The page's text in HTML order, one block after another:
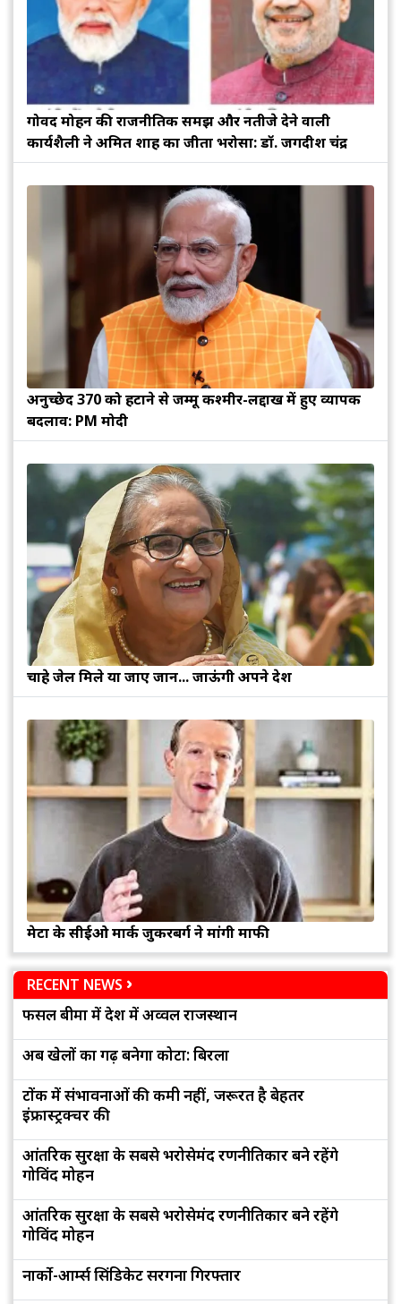
गोविंद मोहन की राजनीतिक समझ और नतीजे देने वाली
कार्यशैली ने अमित शाह का जीता भरोसा: डॉ. जगदीश चंद्र
अनुच्छेद 370 को हटाने से जम्मू कश्मीर-लद्दाख में हुए व्यापक
बदलाव: PM मोदी
चाहे जेल मिले या जाए जान... जाऊंगी अपने देश
मेटा के सीईओ मार्क जुकरबर्ग ने मांगी माफी
RECENT NEWS
फसल बीमा में देश में अव्वल राजस्थान
अब खेलों का गढ़ बनेगा कोटा: बिरला
टोंक में संभावनाओं की कमी नहीं, जरूरत है बेहतर
इंफ्रास्ट्रक्चर की
आंतरिक सुरक्षा के सबसे भरोसेमंद रणनीतिकार बने रहेंगे
गोविंद मोहन
आंतरिक सुरक्षा के सबसे भरोसेमंद रणनीतिकार बने रहेंगे
गोविंद मोहन
नार्को-आर्म्स सिंडिकेट सरगना गिरफ्तार